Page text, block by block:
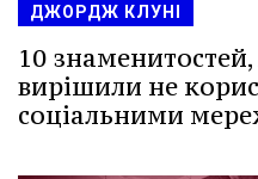
ДЖОРДЖ КЛУНІ
10 знаменитостей,
вирішили не
соціальними